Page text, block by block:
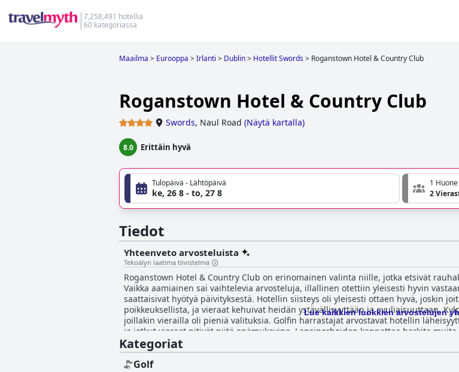
7,258,491 hotellia
60 kategoriassa
Maailma > Eurooppa >Irlanti > Dublin> Hotellit Swords> Roganstown Hotel & Country Club
Roganstown Hotel & Country Club
Swords, Naul Road (Näytä kartalla)
8.0 Erittäin hyvä
Tulopäivä - Lähtöpäivä
ke, 26 8 - to, 27 8
1 Huone
2
Tiedot
Yhteenveto arvosteluista
Tekoälyn laatima tiivistelmä
Roganstown Hotel & Country Club on erinomainen valinta niille, jotka etsivät
Vaikka aamiainen sai vaihtelevia arvosteluja, illallinen otettiin yleisesti hyvin
saattaisivat hyötyä päivityksestä. Hotellin siisteys oli yleisesti ottaen hyvä, joskin
poikkeuksellista, ja vieraat kehuivat heidän ystävällisyyttään ja avuliaisuuttaan.
joillakin vierailla oli pieniä valituksia. Golfin harrastajat arvostavat hotellin
ja jotkut vieraat pitivät niitä epämukavina. Lapsiperheiden kannattaa harkita muita
Country Club tarjoaa miellyttävän oleskelun erinomaisella henkilökunnalla ja tiloilla.
Lue kaikkien luokkien arvostelujen
Kategoriat
Golf